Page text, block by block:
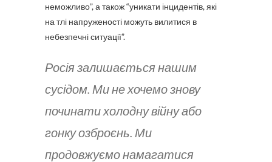
неможливо”, а також “уникати інцидентів, які
на тлі напруженості можуть вилитися в
небезпечні ситуації”.
Росія залишається нашим
сусідом. Ми не хочемо знову
починати холодну війну або
гонку озброєнь. Ми
продовжуємо намагатися